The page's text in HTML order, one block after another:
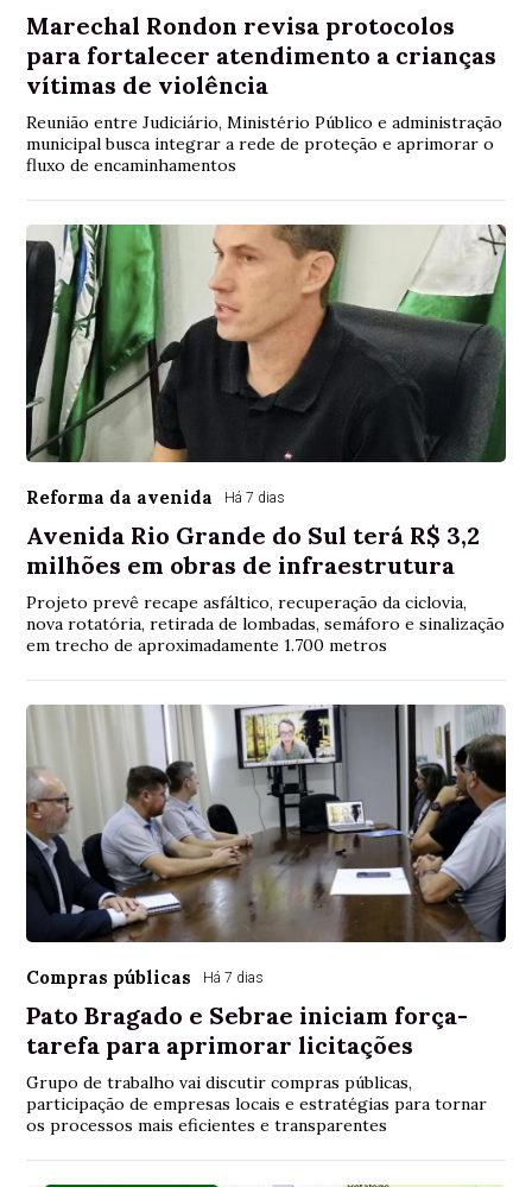
Marechal Rondon revisa protocolos
para fortalecer atendimento a crianças
vítimas de violência
Reunião entre Judiciário, Ministério Público e administração
municipal busca integrar a rede de proteção e aprimorar o
fluxo de encaminhamentos
Reforma da avenida Há 7 dias
Avenida Rio Grande do Sul terá R$ 3,2
milhões em obras de infraestrutura
Projeto prevê recape asfáltico, recuperação da ciclovia,
nova rotatória, retirada de lombadas, semáforo e sinalização
em trecho de aproximadamente 1.700 metros
Compras públicas Há 7 dias
Pato Bragado e Sebrae iniciam força-
tarefa para aprimorar licitações
Grupo de trabalho vai discutir compras públicas,
participação de empresas locais e estratégias para tornar
os processos mais eficientes e transparentes